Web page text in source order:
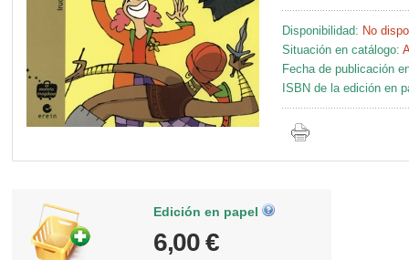
Disponibilidad: No
Situación en catálogo:
Fecha de publicación
ISBN de la edición en
Edición en papel
6,00 €